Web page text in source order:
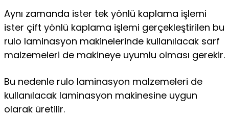
Aynı zamanda ister tek yönlü kaplama işlemi
ister çift yönlü kaplama işlemi gerçekleştirilen bu
rulo laminasyon makinelerinde kullanılacak sarf
malzemeleri de makineye uyumlu olması gerekir.
Bu nedenle rulo laminasyon malzemeleri de
kullanılacak laminasyon makinesine uygun
olarak üretilir.